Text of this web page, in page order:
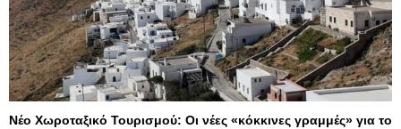
Νέο Χωροταξικό Τουρισμού: Οι νέες «κόκκινες γραμμές» για το